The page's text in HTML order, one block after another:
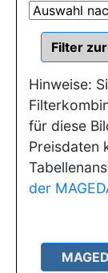
Hinweise:
für diese
Preisdaten
der